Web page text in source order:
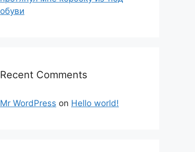
обуви
Recent Comments
Mr WordPress on Hello world!